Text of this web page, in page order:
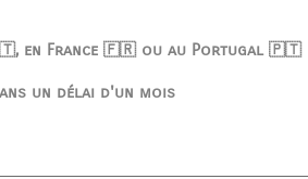
en France 🇫🇷 ou au Portugal 🇵🇹
un délai d'un mois